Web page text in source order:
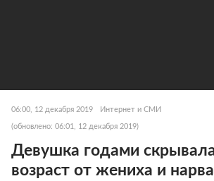
06:00, 12 декабря 2019 Интернет и СМИ
(обновлено: 06:01, 12 декабря 2019)
Девушка годами
возраст от жениха и